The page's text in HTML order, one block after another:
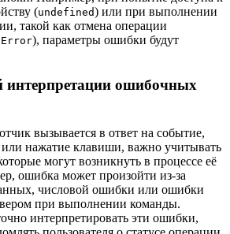
(undefined) или при выполнении
такой как отмена операции
), параметры ошибки будут
интерпретации ошибочных
вызывается в ответ на событие,
нажатие клавиши, важно учитывать
могут возникнуть в процессе её
ошибка может произойти из-за
числовой ошибки или ошибки
при выполнении команды.
интерпретировать эти ошибки,